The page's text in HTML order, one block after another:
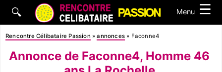
🔍 Menu ☰
Rencontre Célibataire Passion »annonces » Faconne4
Annonce de Faconne4, Homme 46